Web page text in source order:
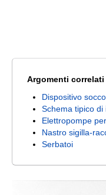
Argomenti correlati
Dispositivo
Schema tipico di
Elettropompe
Nastro sigilla-
Serbatoi